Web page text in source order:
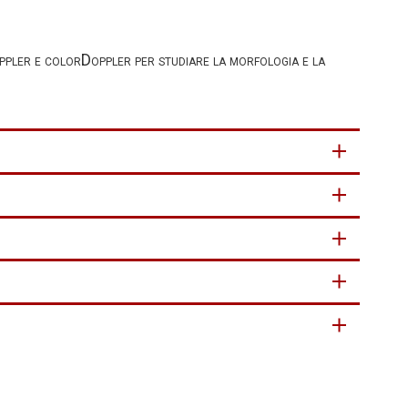
e colorDoppler per studiare la morfologia e la
con:
della malattia, dell’efficacia della terapia e